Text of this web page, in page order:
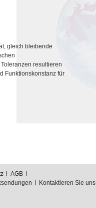
gleich bleibende
resultieren
Funktionskonstanz für
AGB
Kontaktieren Sie uns